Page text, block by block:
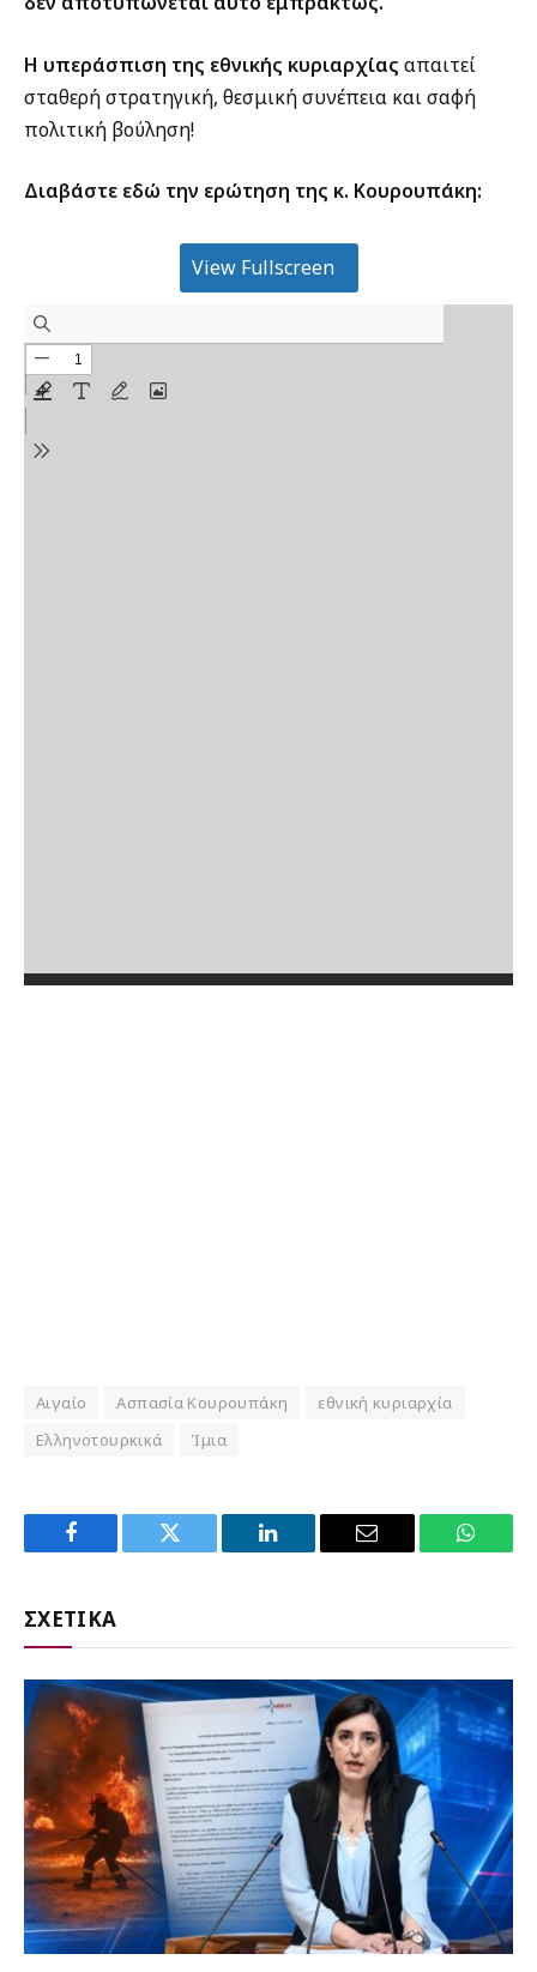
Η υπεράσπιση της εθνικής κυριαρχίας απαιτεί
σταθερή στρατηγική, θεσμική συνέπεια και σαφή
πολιτική βούληση!
Διαβάστε εδώ την ερώτηση της κ. Κουρουπάκη:
View Fullscreen
Αιγαίο Ασπασία Κουρουπάκη
εθνική κυριαρχία
Ελληνοτουρκικά
Ίμια
Facebook Twitter LinkedIn Email
ΣΧΕΤΙΚΑ